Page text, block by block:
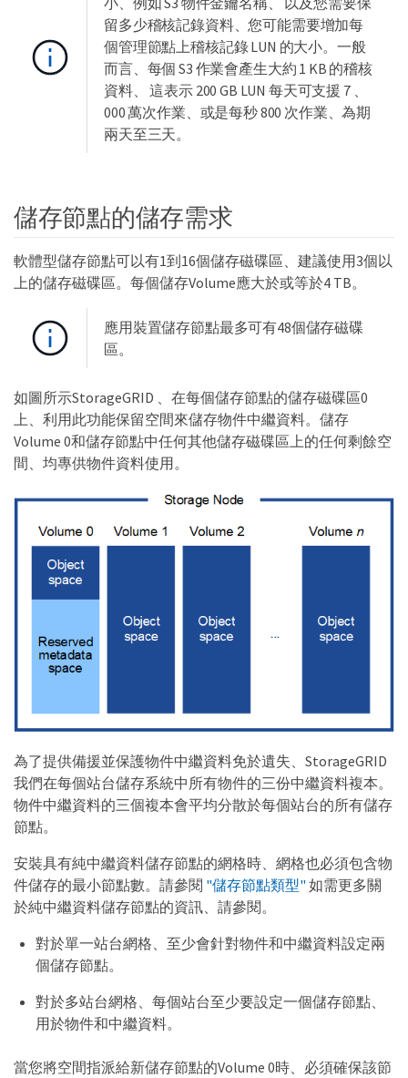
留多少稽核記錄資料、您可能需要增加每
個管理節點上稽核記錄 LUN 的大小。一般
而言、每個 S3 作業會產生大約 1 KB 的稽核
資料、 這表示 200 GB LUN 每天可支援 7 、
000 萬次作業、或是每秒 800 次作業、為期
兩天至三天。
儲存節點的儲存需求
軟體型儲存節點可以有1到16個儲存磁碟區、建議使用3個以
上的儲存磁碟區。每個儲存Volume應大於或等於4 TB。
應用裝置儲存節點最多可有48個儲存磁碟
區。
如圖所示StorageGRID 、在每個儲存節點的儲存磁碟區0
上、利用此功能保留空間來儲存物件中繼資料。儲存
Volume 0和儲存節點中任何其他儲存磁碟區上的任何剩餘空
間、均專供物件資料使用。
為了提供備援並保護物件中繼資料免於遺失、StorageGRID
我們在每個站台儲存系統中所有物件的三份中繼資料複本。
物件中繼資料的三個複本會平均分散於每個站台的所有儲存
節點。
安裝具有純中繼資料儲存節點的網格時、網格也必須包含物
件儲存的最小節點數。請參閱 "儲存節點類型" 如需更多關
於純中繼資料儲存節點的資訊、請參閱。
對於單一站台網格、至少會針對物件和中繼資料設定兩
個儲存節點。
對於多站台網格、每個站台至少要設定一個儲存節點、
用於物件和中繼資料。
當您將空間指派給新儲存節點的Volume 0時、必須確保該節